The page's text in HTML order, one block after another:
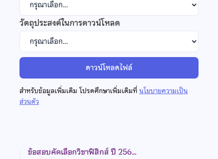
วัตถุประสงค์ในการดาวน์โหลด
ดาวน์โหลดไฟล์
สำหรับข้อมูลเพิ่มเติม โปรดศึกษาเพิ่มเติมที่นโยบายความเป็น
ส่วนตัว
ข้อสอบคัดเลือกวิชาฟิสิกส์ ปี 256…